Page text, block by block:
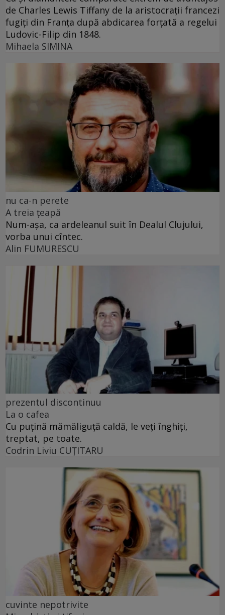
de Charles Lewis Tiffany de la aristocrații francezi
fugiți din Franța după abdicarea forțată a regelui
Ludovic-Filip din 1848.
Mihaela SIMINA
nu ca-n perete
A treia țeapă
Num-așa, ca ardeleanul suit în Dealul Clujului,
vorba unui cîntec.
Alin FUMURESCU
prezentul discontinuu
La o cafea
Cu puţină mămăliguţă caldă, le veţi înghiţi,
treptat, pe toate.
Codrin Liviu CUŢITARU
cuvinte nepotrivite